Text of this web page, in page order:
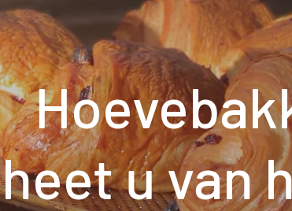
heet u van